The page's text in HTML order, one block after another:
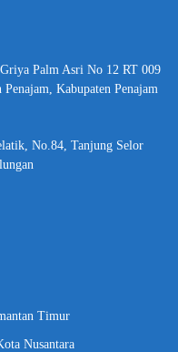
Palm Asri No 12 RT 009
Kabupaten Penajam
No.84, Tanjung Selor
Timur
Nusantara